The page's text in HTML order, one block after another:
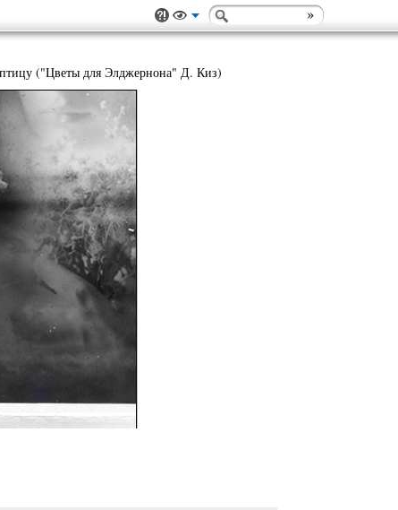
птицу ("Цветы для Элджернона" Д. Киз)